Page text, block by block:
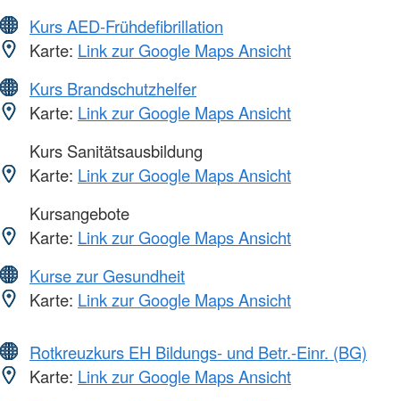
Kurs AED-Frühdefibrillation
Karte: Link zur Google Maps Ansicht
Kurs Brandschutzhelfer
Karte: Link zur Google Maps Ansicht
Kurs Sanitätsausbildung
Karte: Link zur Google Maps Ansicht
Kursangebote
Karte: Link zur Google Maps Ansicht
Kurse zur Gesundheit
Karte: Link zur Google Maps Ansicht
Rotkreuzkurs EH Bildungs- und Betr.-Einr. (BG)
Karte: Link zur Google Maps Ansicht